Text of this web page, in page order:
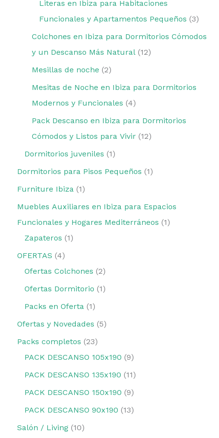
Literas en Ibiza para Habitaciones
Funcionales y Apartamentos Pequeños 3
Colchones en Ibiza para Dormitorios Cómodos
y un Descanso Más Natural 12
Mesillas de noche 2
Mesitas de Noche en Ibiza para Dormitorios
Modernos y Funcionales 4
Pack Descanso en Ibiza para Dormitorios
Cómodos y Listos para Vivir 12
Dormitorios juveniles
1
Dormitorios para Pisos Pequeños
1
Furniture Ibiza 1
Muebles Auxiliares en Ibiza para Espacios
Funcionales y Hogares Mediterráneos
1
Zapateros
1
OFERTAS 4
Ofertas Colchones 2
Ofertas Dormitorio
1
Packs en Oferta 1
Ofertas y Novedades
5
Packs completos 23
PACK DESCANSO 105x190 9
PACK DESCANSO 135x190
11
PACK DESCANSO 150x190 9
PACK DESCANSO 90x190
13
Salón / Living 10